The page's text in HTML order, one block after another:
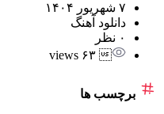
۷ شهریور ۱۴۰۴
دانلود آهنگ
۰ نظر
۶۳ views
برچسب ها